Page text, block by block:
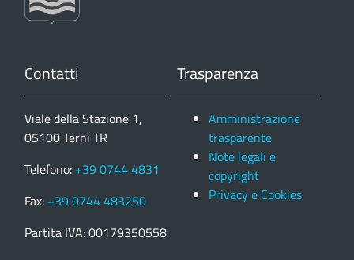
Contatti
Viale della Stazione 1,
05100 Terni TR
Telefono: +39 0744 4831
Fax: +39 0744 483250
Partita IVA: 00179350558
Trasparenza
Amministrazione
trasparente
Note legali e
copyright
Privacy e Cookies